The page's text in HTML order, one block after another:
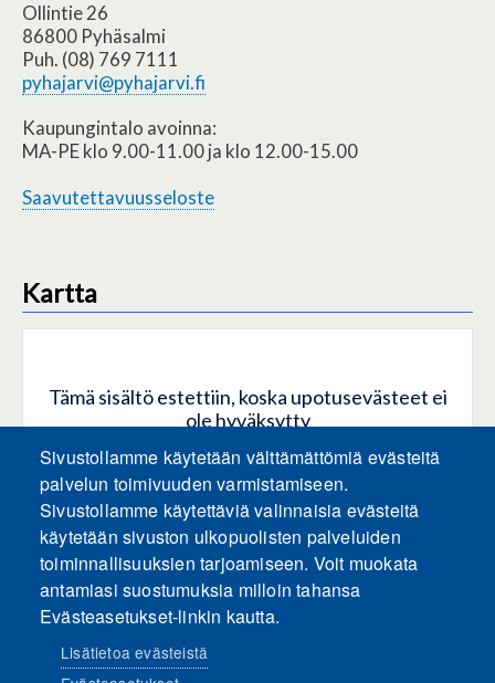
Ollintie 26
86800 Pyhäsalmi
Puh. (08) 769 7111
pyhajarvi@pyhajarvi.fi
Kaupungintalo avoinna:
MA-PE klo 9.00-11.00 ja klo 12.00-15.00
Saavutettavuusseloste
Kartta
Tämä sisältö estettiin, koska upotusevästeet ei
ole hyväksytty
HYVÄKSY KAIKKI EVÄSTEET
Hyväksy vain upotusevästeet
Sivustollamme käytetään välttämättömiä evästeitä
palvelun toimivuuden varmistamiseen.
Sivustollamme käytettäviä valinnaisia evästeitä
käytetään sivuston ulkopuolisten palveluiden
toiminnallisuuksien tarjoamiseen. Voit muokata
antamiasi suostumuksia milloin tahansa
Evästeasetukset-linkin kautta.
Lisätietoa evästeistä